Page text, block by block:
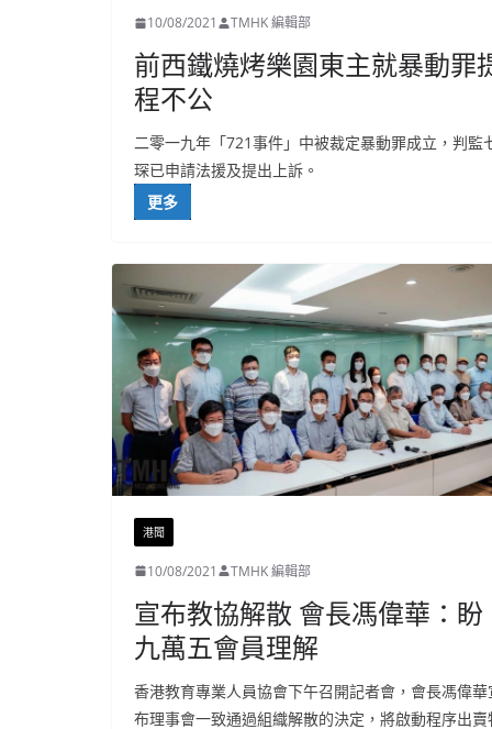
10/08/2021 TMHK 編輯部
前西鐵燒烤樂園東主就暴動罪
程不公
二零一九年「721事件」中被裁定暴動罪成立，判
琛已申請法援及提出上訴。
更多
港聞
10/08/2021 TMHK 編輯部
宣布教協解散 會長馮偉華：盼
九萬五會員理解
香港教育專業人員協會下午召開記者會，會長馮偉華
布理事會一致通過組織解散的決定，將啟動程序出賣